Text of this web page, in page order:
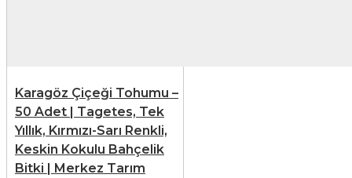
Karagöz Çiçeği Tohumu –
50 Adet | Tagetes, Tek
Yıllık, Kırmızı-Sarı Renkli,
Keskin Kokulu Bahçelik
Bitki | Merkez Tarım